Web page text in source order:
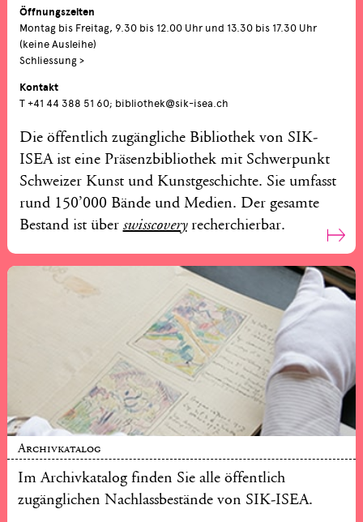
Öffnungszeiten
Montag bis Freitag, 9.30 bis 12.00 Uhr und 13.30 bis 17.30 Uhr
(keine Ausleihe)
Schliessung >
Kontakt
T +41 44 388 51 60; bibliothek@sik-isea.ch
Die öffentlich zugängliche Bibliothek von SIK-
ISEA ist eine Präsenzbibliothek mit Schwerpunkt
Schweizer Kunst und Kunstgeschichte. Sie umfasst
rund 150’000 Bände und Medien. Der gesamte
Bestand ist über swisscoveryrecherchierbar.
Archivkatalog
Im Archivkatalog finden Sie alle öffentlich
zugänglichen Nachlassbestände von SIK-ISEA.